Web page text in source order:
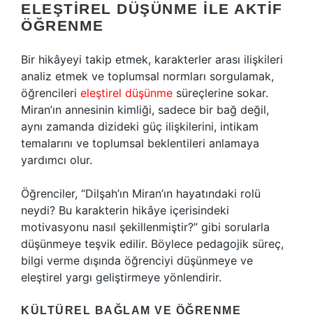
ELEŞTIREL DÜŞÜNME ILE AKTIF
ÖĞRENME
Bir hikâyeyi takip etmek, karakterler arası ilişkileri
analiz etmek ve toplumsal normları sorgulamak,
öğrencileri eleştirel düşünme süreçlerine sokar.
Miran’ın annesinin kimliği, sadece bir bağ değil,
aynı zamanda dizideki güç ilişkilerini, intikam
temalarını ve toplumsal beklentileri anlamaya
yardımcı olur.
Öğrenciler, “Dilşah’ın Miran’ın hayatındaki rolü
neydi? Bu karakterin hikâye içerisindeki
motivasyonu nasıl şekillenmiştir?” gibi sorularla
düşünmeye teşvik edilir. Böylece pedagojik süreç,
bilgi verme dışında öğrenciyi düşünmeye ve
eleştirel yargı geliştirmeye yönlendirir.
KÜLTÜREL BAĞLAM VE ÖĞRENME